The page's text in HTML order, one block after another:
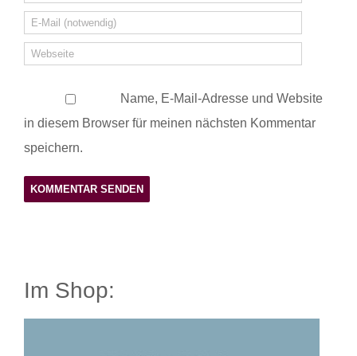
Name, E-Mail-Adresse und Website
in diesem Browser für meinen nächsten Kommentar
speichern.
Im Shop: